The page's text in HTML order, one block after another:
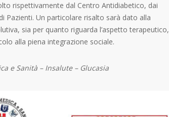
rispettivamente dal Centro Antidiabetico, dai
Pazienti. Un particolare risalto sarà dato alla
sia per quanto riguarda l’aspetto terapeutico,
alla piena integrazione sociale.
e Sanità – Insalute – Glucasia